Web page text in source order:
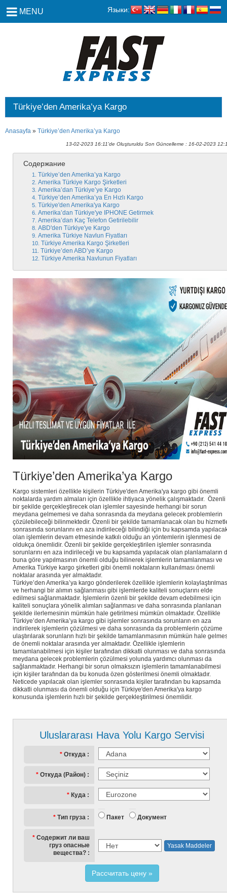
MENU Языки:
Türkiye’den Amerika’ya Kargo
Anasayfa » Türkiye’den Amerika’ya Kargo
13-02-2023 16:11'de Oluşturuldu Son Güncelleme : 16-02-2023
Uluslararası Hava Yolu Kargo Servisi
Откуда
Откуда (Район)
Куда
Тип груза Пакет Документ
Содержит ли ваш
груз опасные
вещества?
Yasak Maddeler
Рассчитать цену
Содержание
Türkiye’den Amerika’ya Kargo
Amerika Türkiye Kargo Şirketleri
Amerika’dan Türkiye’ye Kargo
Türkiye’den Amerika’ya En Hızlı Kargo
Türkiye'den Amerika'ya Kargo
Amerika’dan Türkiye'ye IPHONE Getirmek
Amerika’dan Kaç Telefon Getirilebilir
ABD'den Türkiye'ye Kargo
Amerika Türkiye Navlun Fiyatları
Türkiye Amerika Kargo Şirketleri
Türkiye’den ABD’ye Kargo
Türkiye Amerika Navlunun Fiyatları
Türkiye’den Amerika’ya Kargo
Kargo sistemleri özellikle kişilerin Türkiye'den Amerika'ya kargo gibi önemli
noktalarda yardım almaları için özellikle ihtiyaca yönelik çalışmaktadır. Özenli
bir şekilde gerçekleştirecek olan işlemler sayesinde herhangi bir sorun
meydana gelmemesi ve daha sonrasında da meydana gelecek problemlerin
çözülebileceği bilinmektedir. Özenli bir şekilde tamamlanacak olan bu
sonrasında sorunlarını en aza indirileceği bilindiği için bu kapsamda
olan işlemlerin devam etmesinde katkılı olduğu an yöntemlerin işlenmesi de
oldukça önemlidir. Özenli bir şekilde gerçekleştirilen işlemler sonrasında
sorunlarını en aza indirileceği ve bu kapsamda yapılacak olan planlamaların
buna göre yapılmasının önemli olduğu bilinerek işlemlerin tamamlanması ve
Amerika Türkiye kargo şirketleri gibi önemli noktaların kullanılması önemli
noktalar arasında yer almaktadır.
Türkiye’den Amerika’ya kargo gönderilerek özellikle işlemlerin
ve herhangi bir alımın sağlanması gibi işlemlerde kaliteli sonuçlarını elde
edilmesi sağlanmaktadır. İşlemlerin özenli bir şekilde devam edebilmesi için
kaliteli sonuçlara yönelik alımları sağlanması ve daha sonrasında planlanan
şekilde ilerlemesinin mümkün hale getirilmesi mümkün olmaktadır. Özellikle
Türkiye’den Amerika’ya kargo gibi işlemler sonrasında sorunların en aza
indirilerek işlemlerin çözülmesi ve daha sonrasında da problemlerin çözüme
ulaştırılarak sorunların hızlı bir şekilde tamamlanmasının mümkün hale
de önemli noktalar arasında yer almaktadır. Özellikle işlemlerin
tamamlanabilmesi için kişiler tarafından dikkatli olunması ve daha sonrasında
meydana gelecek problemlerin çözülmesi yolunda yardımcı olunması da
sağlanmaktadır. Herhangi bir sorun olmaksızın işlemlerin tamamlanabilmesi
için kişiler tarafından da bu konuda özen gösterilmesi önemli olmaktadır.
Neticede yapılacak olan işlemler sonrasında kişiler tarafından bu kapsamda
dikkatli olunması da önemli olduğu için Türkiye'den Amerika'ya kargo
konusunda işlemlerin hızlı bir şekilde gerçekleştirilmesi önemlidir.